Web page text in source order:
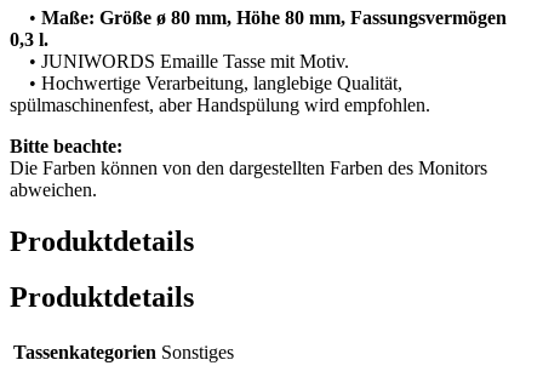
• Maße: Größe ø 80 mm, Höhe 80 mm, Fassungsvermögen
0,3 l.
• JUNIWORDS Emaille Tasse mit Motiv.
• Hochwertige Verarbeitung, langlebige Qualität,
spülmaschinenfest, aber Handspülung wird empfohlen.
Bitte beachte:
Die Farben können von den dargestellten Farben des Monitors
abweichen.
Produktdetails
Produktdetails
Tassenkategorien Sonstiges